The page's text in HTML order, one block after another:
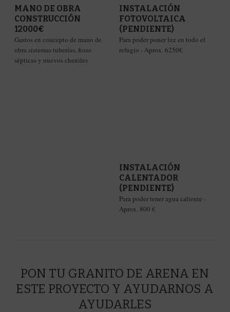
MANO DE OBRA
CONSTRUCCIÓN
12000€
Gastos en concepto de mano de
obra sistemas tuberías, fosas
sépticas y nuevos cheniles
0%
INSTALACIÓN
FOTOVOLTAICA
(PENDIENTE)
Para poder poner luz en todo el
refugio - Aprox. 6250€
0%
INSTALACIÓN
CALENTADOR
(PENDIENTE)
Para poder tener agua caliente -
Aprox. 800 €
PON TU GRANITO DE ARENA EN
ESTE PROYECTO Y AYUDARNOS A
AYUDARLES